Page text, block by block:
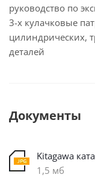
руководство по
3-х кулачковые
цилиндрических,
деталей
Документы
Kitagawa
1,5 мб